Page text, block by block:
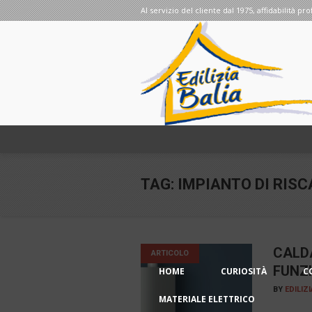
Al servizio del cliente dal 1975, affidabilità
HOME CURIOSITÀ
MATERIALE ELETTRICO
TAG: IMPIANTO DI
ARTICOLO
BY